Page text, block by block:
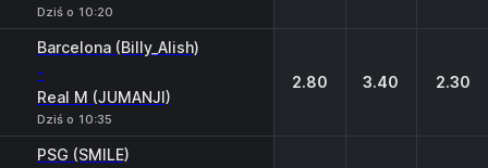
Dziś o 10:20
Barcelona (Billy_Alish)
-
Real M (JUMANJI)
Dziś o 10:35
2.80 3.40 2.30
PSG (SMILE)